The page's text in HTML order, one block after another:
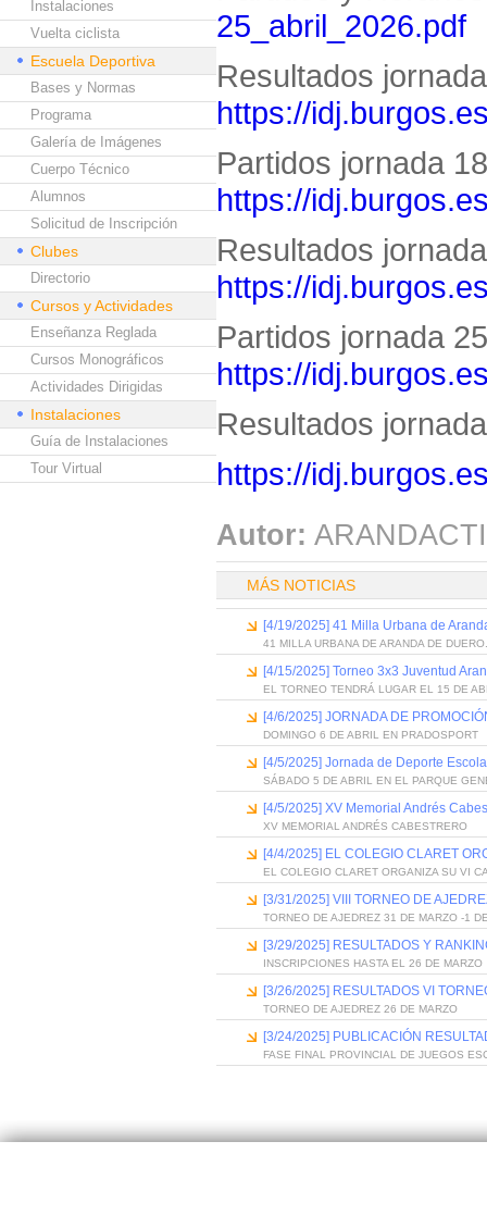
Instalaciones
Vuelta ciclista
Escuela Deportiva
Bases y Normas
Programa
Galería de Imágenes
Cuerpo Técnico
Alumnos
Solicitud de Inscripción
Clubes
Directorio
Cursos y Actividades
Enseñanza Reglada
Cursos Monográficos
Actividades Dirigidas
Instalaciones
Guía de Instalaciones
Tour Virtual
25_abril_2026.pdf
Resultados
https://
Partidos jornada
https://
Resultados
https://
Partidos jornada
https://
Resultados
https://
Autor:
MÁS NOTICIAS
[4/19/2025] 41 Milla Urbana de
41 MILLA URBANA DE ARANDA DE DUERO.
[4/15/2025] Torneo 3x3 Juventud
EL TORNEO TENDRÁ LUGAR EL 15 DE
[4/6/2025] JORNADA DE
DOMINGO 6 DE ABRIL EN PRADOSPORT
[4/5/2025] Jornada de Deporte
SÁBADO 5 DE ABRIL EN EL PARQUE
[4/5/2025] XV Memorial Andrés
XV MEMORIAL ANDRÉS CABESTRERO
[4/4/2025] EL COLEGIO CLARET
EL COLEGIO CLARET ORGANIZA SU VI
[3/31/2025] VIII TORNEO DE
TORNEO DE AJEDREZ 31 DE MARZO -1
[3/29/2025] RESULTADOS Y
INSCRIPCIONES HASTA EL 26 DE MARZO
[3/26/2025] RESULTADOS VI
TORNEO DE AJEDREZ 26 DE MARZO
[3/24/2025] PUBLICACIÓN
FASE FINAL PROVINCIAL DE JUEGOS